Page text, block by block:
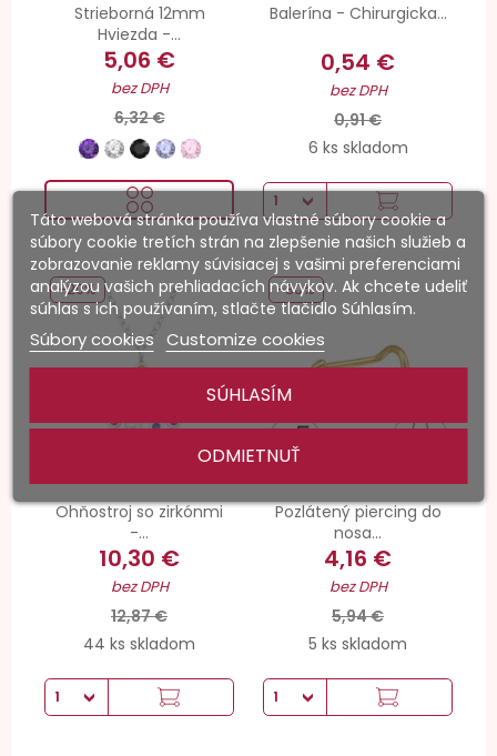
Strieborná 12mm
Hviezda -...
5,06 €
bez DPH
6,32 €
Balerína - Chirurgicka...
0,54 €
bez DPH
0,91 €
6 ks skladom
Ohňostroj so zirkónmi
-...
10,30 €
bez DPH
12,87 €
44 ks skladom
-20%
Pozlátený piercing do
nosa...
4,16 €
bez DPH
5,94 €
5 ks skladom
-30%
Táto webová stránka používa vlastné súbory cookie a
súbory cookie tretích strán na zlepšenie našich služieb a
zobrazovanie reklamy súvisiacej s vašimi preferenciami
analýzou vašich prehliadacích návykov. Ak chcete udeliť
súhlas s ich používaním, stlačte tlačidlo Súhlasím.
Súbory cookies Customize cookies
ODMIETNUŤ
SÚHLASÍM